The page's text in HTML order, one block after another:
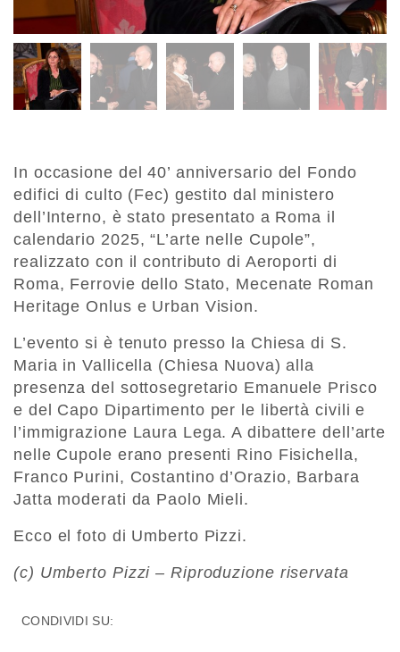
In occasione del 40’ anniversario del Fondo
edifici di culto (Fec) gestito dal ministero
dell’Interno, è stato presentato a Roma il
calendario 2025, “L’arte nelle Cupole”,
realizzato con il contributo di Aeroporti di
Roma, Ferrovie dello Stato, Mecenate Roman
Heritage Onlus e Urban Vision.
L’evento si è tenuto presso la Chiesa di S.
Maria in Vallicella (Chiesa Nuova) alla
presenza del sottosegretario Emanuele Prisco
e del Capo Dipartimento per le libertà civili e
l’immigrazione Laura Lega. A dibattere dell’arte
nelle Cupole erano presenti Rino Fisichella,
Franco Purini, Costantino d’Orazio, Barbara
Jatta moderati da Paolo Mieli.
Ecco el foto di Umberto Pizzi.
(c) Umberto Pizzi – Riproduzione riservata
CONDIVIDI SU: